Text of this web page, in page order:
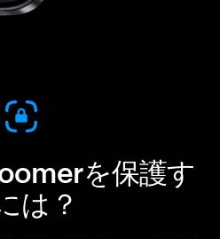
を保護す
は？